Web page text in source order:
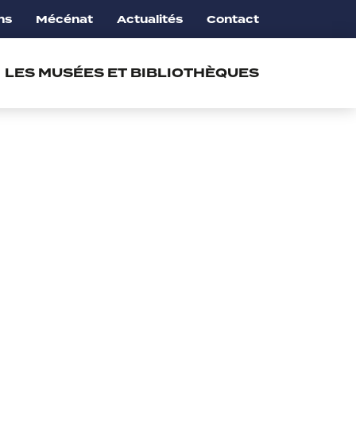
Mécénat Actualités Contact
LES MUSÉES ET BIBLIOTHÈQUES